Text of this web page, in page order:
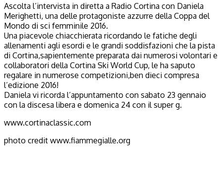
Ascolta l’intervista in diretta a Radio Cortina con Daniela
Merighetti, una delle protagoniste azzurre della Coppa del
Mondo di sci femminile 2016.
Una piacevole chiacchierata ricordando le fatiche degli
allenamenti agli esordi e le grandi soddisfazioni che la pista
di Cortina,sapientemente preparata dai numerosi volontari e
collaboratori della Cortina Ski World Cup, le ha saputo
regalare in numerose competizioni,ben dieci compresa
l’edizione 2016!
Daniela vi ricorda l’appuntamento con sabato 23 gennaio
con la discesa libera e domenica 24 con il super g.
www.cortinaclassic.com
photo credit www.fiammegialle.org